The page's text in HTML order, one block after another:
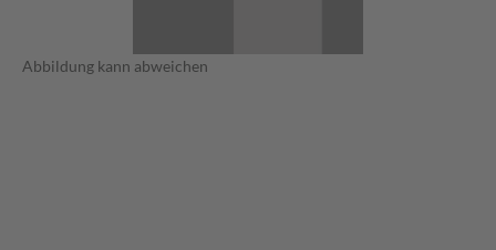
Abbildung kann abweichen